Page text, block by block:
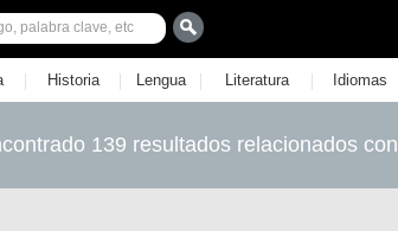
| Historia | Lengua | Literatura | Idiomas
139 resultados relacionados con